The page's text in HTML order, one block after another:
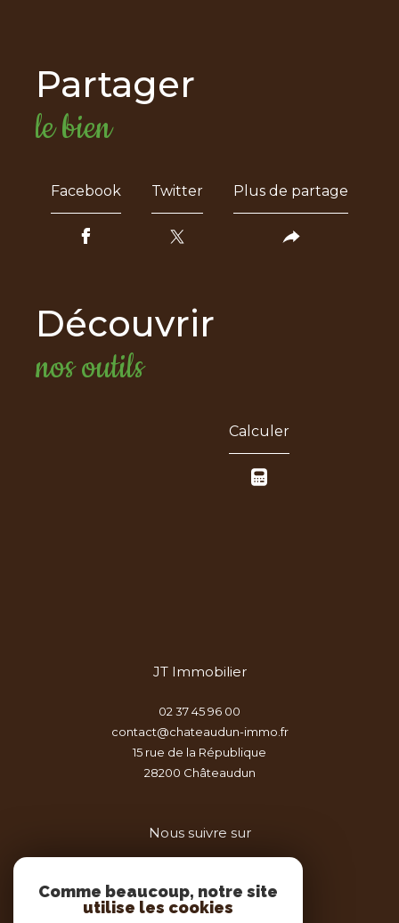
partager
le bien
Facebook Twitter Plus de partage
découvrir
nos outils
Calculer
JT Immobilier
02 37 45 96 00
contact@chateaudun-immo.fr
15 rue de la République
28200
châteaudun
Nous suivre sur
Comme beaucoup, notre site
utilise les cookies